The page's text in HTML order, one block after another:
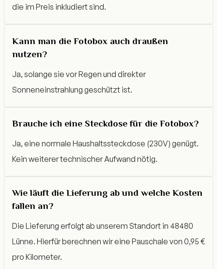
die im Preis inkludiert sind.
Kann man die Fotobox auch draußen
nutzen?
Ja, solange sie vor Regen und direkter
Sonneneinstrahlung geschützt ist.
Brauche ich eine Steckdose für die Fotobox?
Ja, eine normale Haushaltssteckdose (230V) genügt.
Kein weiterer technischer Aufwand nötig.
Wie läuft die Lieferung ab und welche Kosten
fallen an?
Die Lieferung erfolgt ab unserem Standort in 48480
Lünne. Hierfür berechnen wir eine Pauschale von 0,95 €
pro Kilometer.